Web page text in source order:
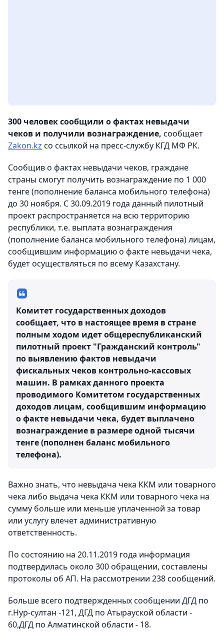
300 человек сообщили о фактах невыдачи
чеков и получили вознаграждение, сообщает
Zakon.kz со ссылкой на пресс-службу КГД МФ РК.
Сообщив о фактах невыдачи чеков, граждане
страны смогут получить вознаграждение по 1 000
тенге (пополнение баланса мобильного телефона)
до 30 ноября. С 30.09.2019 года данный пилотный
проект распространяется на всю территорию
республики, т.е. выплата вознаграждения
(пополнение баланса мобильного телефона) лицам,
сообщившим информацию о факте невыдачи чека,
будет осуществляться по всему Казахстану.
Комитет государственных доходов
сообщает, что в настоящее время в стране
полным ходом идет общереспубликанский
пилотный проект "Гражданский контроль"
по выявлению фактов невыдачи
фискальных чеков контрольно-кассовых
машин. В рамках данного проекта
проводимого Комитетом государственных
доходов лицам, сообщившим информацию
о факте невыдачи чека, будет выплачено
вознаграждение в размере одной тысячи
тенге (пополнен баланс мобильного
телефона).
Важно знать, что невыдача чека ККМ или товарного
чека либо выдача чека ККМ или товарного чека на
сумму больше или меньше уплаченной за товар
или услугу влечет административную
ответственность.
По состоянию на 20.11.2019 года информация
подтвердилась около 300 обращении, составлены
протоколы об АП. На рассмотрении 238 сообщений.
Больше всего подтвержденных сообщении ДГД по
г.Нур-султан -121, ДГД по Атырауской области -
60,ДГД по Алматинской области - 18.